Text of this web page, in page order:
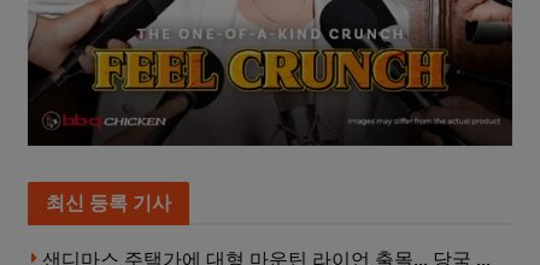
최신 등록 기사
샌디마스 주택가에 대형 마운틴 라이언 출몰… 당국 긴급 대응, 주민 접근 자제 당부